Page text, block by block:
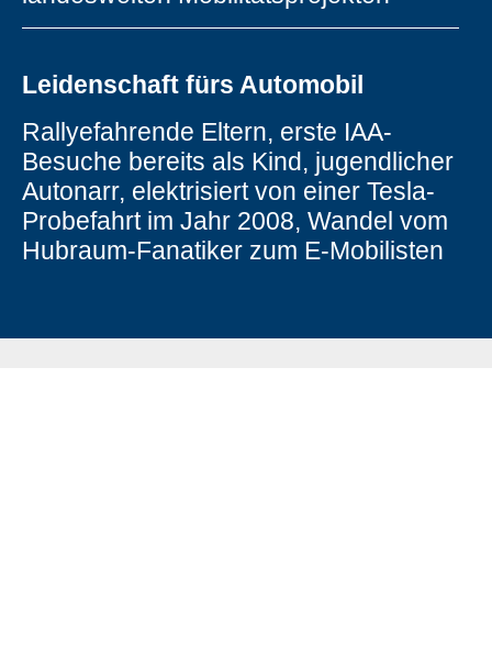
Leidenschaft fürs Automobil
Rallyefahrende Eltern, erste IAA-
Besuche bereits als Kind, jugendlicher
Autonarr, elektrisiert von einer Tesla-
Probefahrt im Jahr 2008, Wandel vom
Hubraum-Fanatiker zum E-Mobilisten